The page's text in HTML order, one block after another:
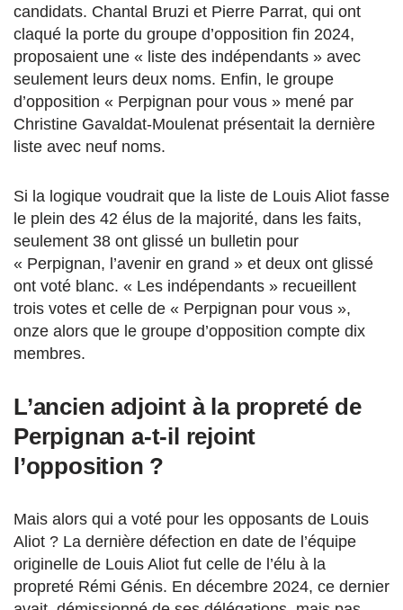
candidats. Chantal Bruzi et Pierre Parrat, qui ont
claqué la porte du groupe d’opposition fin 2024,
proposaient une « liste des indépendants » avec
seulement leurs deux noms. Enfin, le groupe
d’opposition « Perpignan pour vous » mené par
Christine Gavaldat-Moulenat présentait la dernière
liste avec neuf noms.
Si la logique voudrait que la liste de Louis Aliot fasse
le plein des 42 élus de la majorité, dans les faits,
seulement 38 ont glissé un bulletin pour
« Perpignan, l’avenir en grand » et deux ont glissé
ont voté blanc. « Les indépendants » recueillent
trois votes et celle de « Perpignan pour vous »,
onze alors que le groupe d’opposition compte dix
membres.
L’ancien adjoint à la propreté de
Perpignan a-t-il rejoint
l’opposition ?
Mais alors qui a voté pour les opposants de Louis
Aliot ? La dernière défection en date de l’équipe
originelle de Louis Aliot fut celle de l’élu à la
propreté Rémi Génis. En décembre 2024, ce dernier